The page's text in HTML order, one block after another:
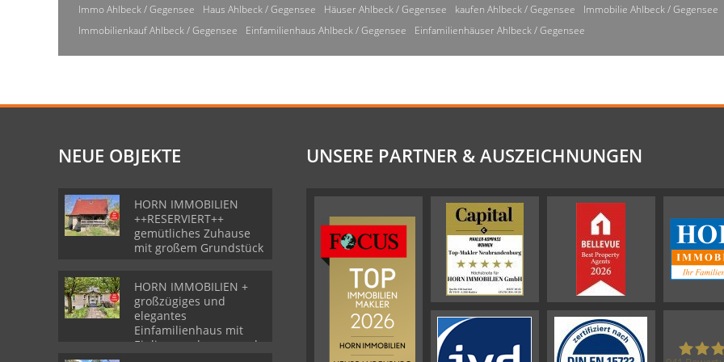
Immo Ahlbeck / Gegensee Haus Ahlbeck / Gegensee Häuser Ahlbeck / Gegensee kaufen Ahlbeck / Gegensee
Immobilie Ahlbeck / Gegensee
Immobilienkauf Ahlbeck / Gegensee
Einfamilienhaus Ahlbeck / Gegensee Einfamilienhäuser Ahlbeck / Gegensee
NEUE OBJEKTE
HORN IMMOBILIEN
++RESERVIERT++
gemütliches Zuhause
mit großem Grundstück
HORN IMMOBILIEN +
großzügiges und
elegantes
Einfamilienhaus mit
Einliegerwohnung und
UNSERE PARTNER & AUSZEICHNUNGEN